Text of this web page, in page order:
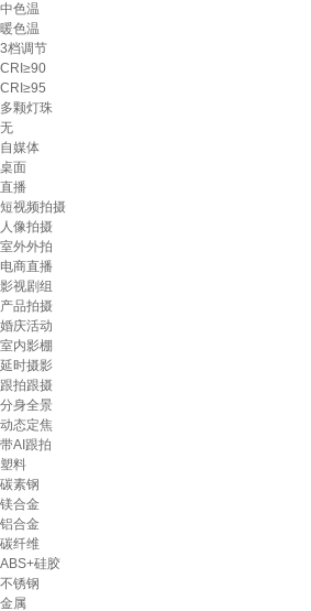
中色温
暖色温
3档调节
CRI≥90
CRI≥95
多颗灯珠
无
自媒体
桌面
直播
短视频拍摄
人像拍摄
室外外拍
电商直播
影视剧组
产品拍摄
婚庆活动
室内影棚
延时摄影
跟拍跟摄
分身全景
动态定焦
带AI跟拍
塑料
碳素钢
镁合金
铝合金
碳纤维
ABS+硅胶
不锈钢
金属